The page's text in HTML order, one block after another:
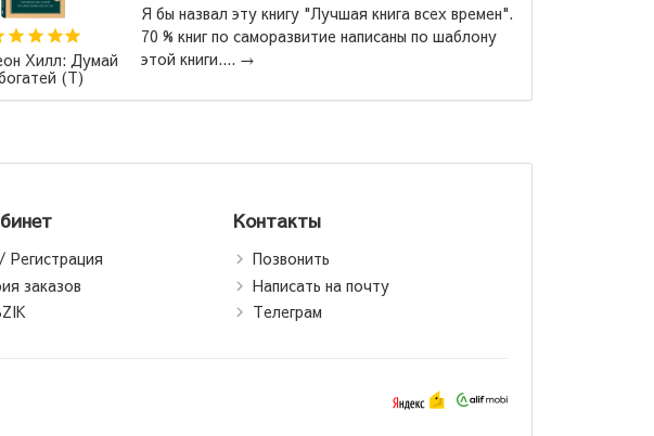
времен".
шаблону
Роберт Кийосаки:
падари фақир /
Китоби бехтарин ба ман махкул шуд ва
дастрас ❤️...→
заказов
Контакты
Позвонить
Написать на почту
Телеграм